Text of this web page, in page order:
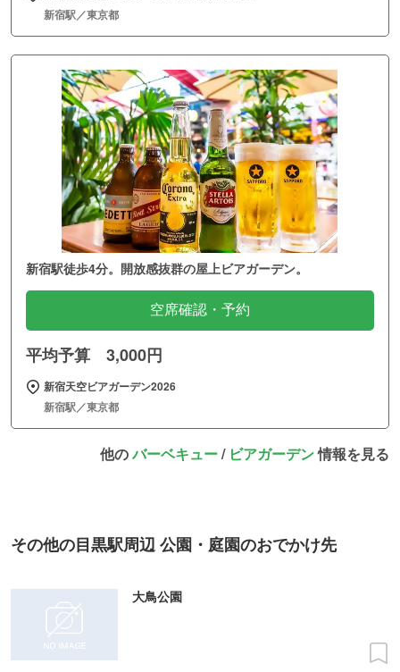
新宿駅／東京都
新宿駅徒歩4分。開放感抜群の屋上ビアガーデン。
空席確認・予約
平均予算 3,000円
新宿天空ビアガーデン2026
新宿駅／東京都
他のバーベキュー/ ビアガーデン情報を見る
その他の目黒駅周辺 公園・庭園のおでかけ先
大鳥公園